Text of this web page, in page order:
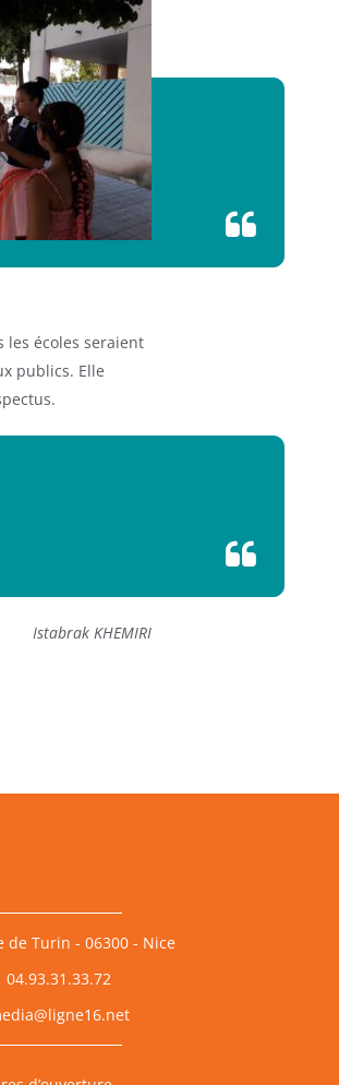
les écoles seraient
publics. Elle
Istabrak KHEMIRI
de Turin - 06300 - Nice
04.93.31.33.72